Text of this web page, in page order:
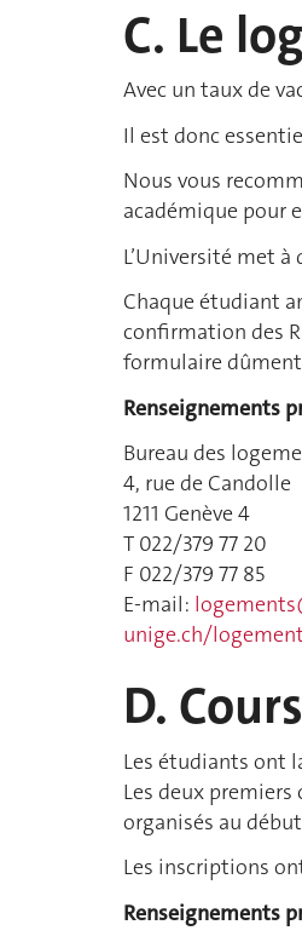
C. Le
Avec un taux de
Il est donc
Nous vous
académique pour
L’Université met à
Chaque étudiant
confirmation des
formulaire dûment
Renseignements
Bureau des
4, rue de Candolle
1211 Genève 4
T 022/379 77 20
F 022/379 77 85
E-mail:
unige.ch/logement
D.
Les étudiants ont
Les deux
organisés au
Les inscriptions
Renseignements